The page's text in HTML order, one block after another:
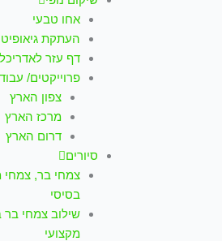
אחו טבעי
העתקת
דף עזר
פרוייקטים/
צפון הארץ
מרכז הארץ
דרום הארץ
סיורים
צמחי בר, צמחי
בסיסי
שילוב צמחי בר
מקצועי